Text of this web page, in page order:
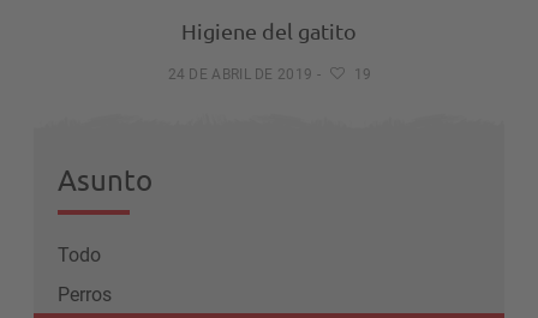
Higiene del gatito
24 DE ABRIL DE 2019 - 19
Asunto
Todo
Perros